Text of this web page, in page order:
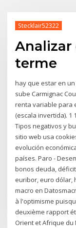
Stecklair52322
Analizar
terme
hay que estar en
sube Carmignac
renta variable para
(escala invertida). 1
Tipos negativos y
sitio web usa
evolución
países. Paro -
bonos deuda,
euribor, euro dólar,
macro en
à l'optimisme
deuxième rapport
Orient et Afrique du